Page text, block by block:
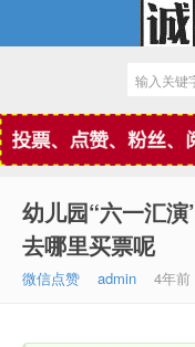
微信点赞
幼儿园“六一汇
去哪里买票呢
微信点赞 admin 4年前